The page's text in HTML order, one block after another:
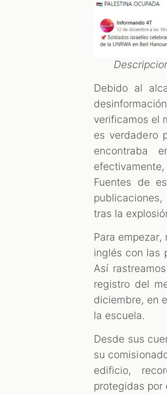
Debido al
verificamos el
es verdadero
encontraba
Fuentes de
tras la
Para empezar,
inglés con las
Así
registro del
diciembre, en
la escuela.
Desde sus
su
edificio,
protegidas por